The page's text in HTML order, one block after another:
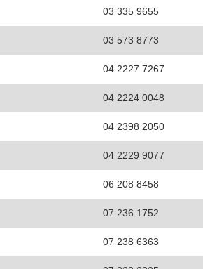
03 335 9655
03 573 8773
04 2227 7267
04 2224 0048
04 2398 2050
04 2229 9077
06 208 8458
07 236 1752
07 238 6363